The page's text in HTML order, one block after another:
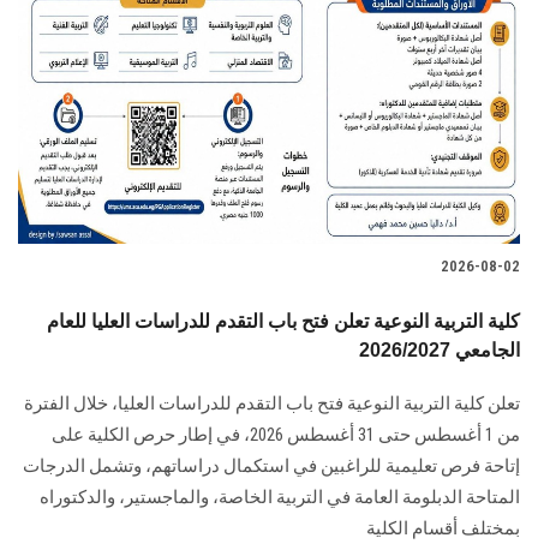
تواصل معنا
الطلاب
هيئة التدريس
الدراسات العليا
الزائـرون
سجل الان
2026-08-02
كلية التربية النوعية تعلن فتح باب التقدم للدراسات العليا للعام
الجامعي 2026/2027
تعلن كلية التربية النوعية فتح باب التقدم للدراسات العليا، خلال الفترة
من 1 أغسطس حتى 31 أغسطس 2026، في إطار حرص الكلية على
إتاحة فرص تعليمية للراغبين في استكمال دراساتهم، وتشمل الدرجات
المتاحة الدبلومة العامة في التربية الخاصة، والماجستير، والدكتوراه
بمختلف أقسام الكلية